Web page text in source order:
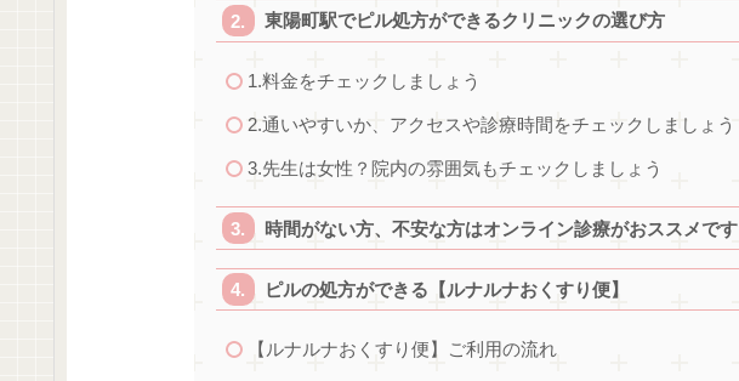
東陽町駅でピル処方ができるクリニックの選び方
1.料金をチェックしましょう
2.通いやすいか、アクセスや診療時間をチェックしましょう
3.先生は女性？院内の雰囲気もチェックしましょう
時間がない方、不安な方はオンライン診療がおススメです
ピルの処方ができる【ルナルナおくすり便】
【ルナルナおくすり便】ご利用の流れ